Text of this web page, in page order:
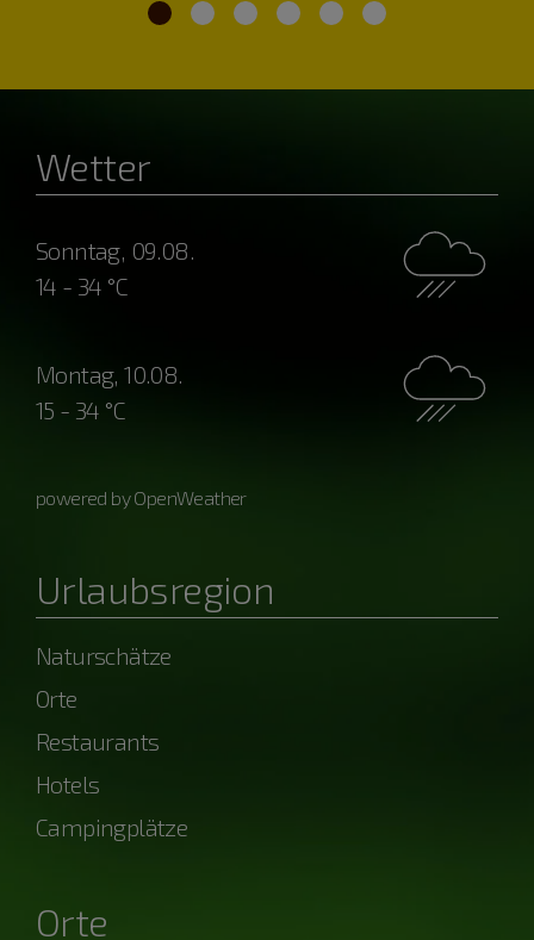
Wetter
Sonntag, 09.08.
14 - 34 °C
Montag, 10.08.
15 - 34 °C
powered by OpenWeather
Urlaubsregion
Naturschätze
Orte
Restaurants
Hotels
Campingplätze
Orte